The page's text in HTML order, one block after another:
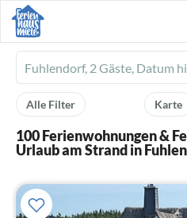
Ferienhausmiete
logo
Karte
Alle Filter
100 Ferienwohnungen &
Urlaub am Strand in